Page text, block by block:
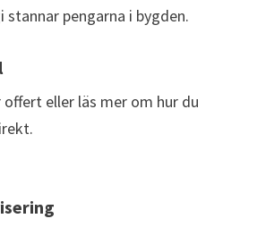
stannar pengarna i bygden.
eller läs mer om hur du